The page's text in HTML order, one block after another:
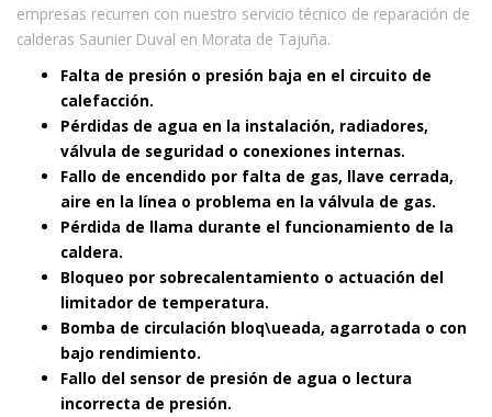
empresas recurren con nuestro servicio técnico de reparación de
calderas Saunier Duval en Morata de Tajuña.
Falta de presión o presión baja en el circuito de
calefacción.
Pérdidas de agua en la instalación, radiadores,
válvula de seguridad o conexiones internas.
Fallo de encendido por falta de gas, llave cerrada,
aire en la línea o problema en la válvula de gas.
Pérdida de llama durante el funcionamiento de la
caldera.
Bloqueo por sobrecalentamiento o actuación del
limitador de temperatura.
Bomba de circulación bloq\ueada, agarrotada o con
bajo rendimiento.
Fallo del sensor de presión de agua o lectura
incorrecta de presión.